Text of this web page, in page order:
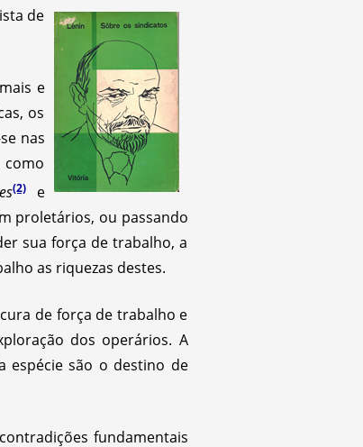
de
e
os
nas
(2)e
proletários, ou passando
sua força de trabalho, a
as riquezas destes.
de força de trabalho e
dos operários. A
espécie são o destino de
fundamentais